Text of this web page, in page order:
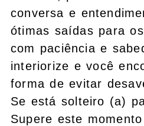
conversa e
ótimas saídas para
com paciência e
interiorize e você
forma de evitar
Se está solteiro (a)
Supere este